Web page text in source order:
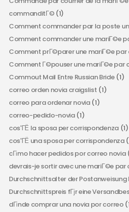
commanditГ©(1)
Comment commander par la poste
Comment commander une mariГ©e
Comment prГ©parer une mariГ©e
Comment Г©pouser une mariГ©e par
Commout Mail Entre Russian Bride(1)
correo orden novia craigslist (1)
correo para ordenar novia(1)
correo-pedido-novia(1)
cos'ГЁ la sposa per corrispondenza(1)
cos'ГЁ una sposa per corrispondenza
cГіmo hacer pedidos por correo novia
devrais-je sortir avec une mariГ©e
Durchschnittsalter der Postanweisung
Durchschnittspreis fГјr eine
dГіnde comprar una novia por correo